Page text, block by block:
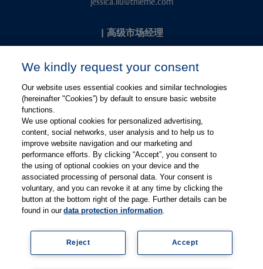
| 高级市场经理
kevin.chang@thieme.com
关注微博
关注微信
有关Thieme图书翻译及版权业务，请联系：rights@thieme.de
| Thieme-Connect |
© Copyright 2025, 德国蒂墨出版集团（Thieme Publishers）版权
We kindly request your consent
Our website uses essential cookies and similar technologies
(hereinafter "Cookies”) by default to ensure basic website
functions.
We use optional cookies for personalized advertising,
content, social networks, user analysis and to help us to
improve website navigation and our marketing and
performance efforts. By clicking “Accept”, you consent to
the using of optional cookies on your device and the
associated processing of personal data. Your consent is
voluntary, and you can revoke it at any time by clicking the
button at the bottom right of the page. Further details can be
found in ourdata protection information.
Accept
Reject